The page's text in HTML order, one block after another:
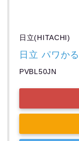
日立(HITACHI)
日立 パワか
PVBL50JN